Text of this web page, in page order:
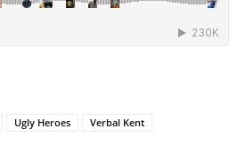
Ugly Heroes Verbal Kent